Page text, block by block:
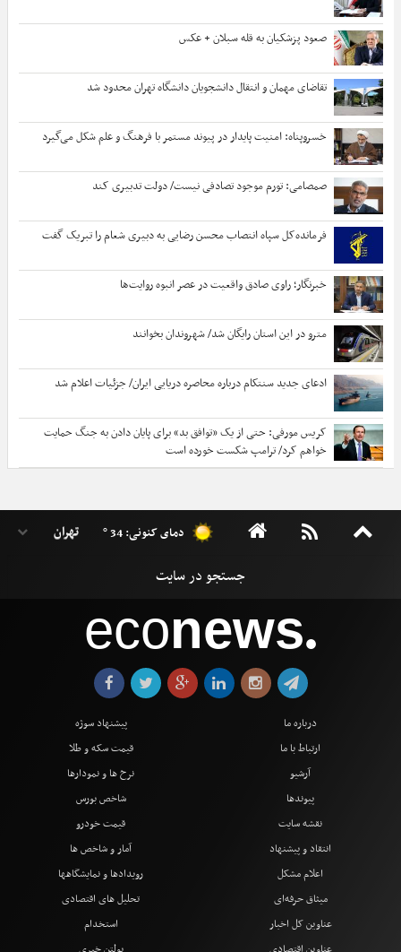
صعود پزشکیان به قله سبلان + عکس
تقاضای مهمان و انتقال دانشجویان دانشگاه تهران محدود شد
خسروپناه: امنیت پایدار در پیوند مستمر با فرهنگ و علم شکل می‌گیرد
صمصامی: تورم موجود تصادفی نیست/ دولت تدبیری کند
فرمانده‌کل سپاه انتصاب محسن رضایی به دبیری شعام را تبریک گفت
خبرنگار؛ راوی صادق واقعیت در عصر انبوه روایت‌ها
مترو در این استان رایگان شد/ شهروندان بخوانند
ادعای جدید سنتکام درباره محاصره دریایی ایران/ جزئیات اعلام شد
کریس مورفی: حتی از یک «توافق بد» برای پایان دادن به جنگ حمایت
خواهم کرد/ ترامپ شکست خورده است
دمای کنونی: 34 °
econews●
درباره ما
ارتباط با ما
آرشیو
پیوندها
نقشه سایت
انتقاد و پیشنهاد
اعلام مشکل
میثاق حرفه‌ای
پیشنهاد سوژه
قیمت سکه و طلا
نرخ ها و نمودارها
شاخص بورس
قیمت خودرو
آمار و شاخص ها
رویدادها و نمایشگاهها
تحلیل های اقتصادی
عناوین کل اخبار
استخدام